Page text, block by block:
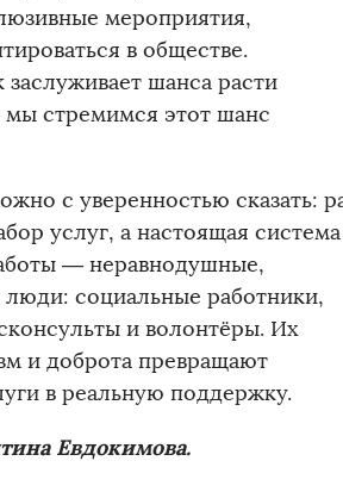
мероприятия,
в обществе.
шанса расти
стремимся этот шанс
с уверенностью сказать:
услуг, а настоящая
— неравнодушные,
социальные работники,
и волонтёры. Их
и доброта превращают
в реальную поддержку.
Евдокимова.